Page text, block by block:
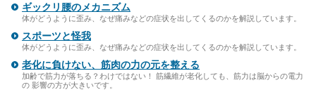
ギックリ腰のメカニズム
体がどうように歪み、なぜ痛みなどの症状を出してくるのかを解説しています。
スポーツと怪我
体がどうように歪み、なぜ痛みなどの症状を出してくるのかを解説しています。
老化に負けない、筋肉の力の元を整える
加齢で筋力が落ちる？わけではない！ 筋繊維が老化しても、筋力は脳からの電力
の 影響の方が大きいです。